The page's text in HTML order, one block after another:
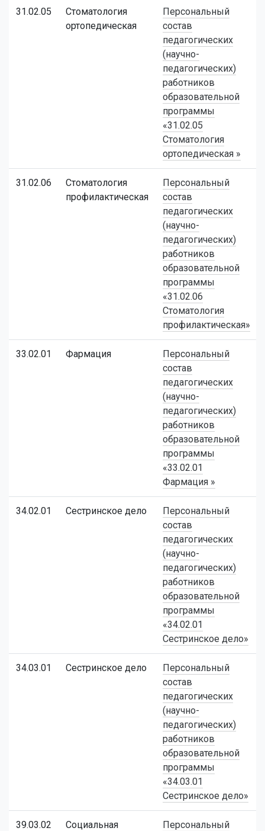
31.02.05
Стоматология
ортопедическая
Персональный
состав
педагогических
(научно-
педагогических)
работников
образовательной
программы
«31.02.05
Стоматология
ортопедическая »
31.02.06
Стоматология
профилактическая
Персональный
состав
педагогических
(научно-
педагогических)
работников
образовательной
программы
«31.02.06
Стоматология
профилактическая»
33.02.01 Фармация
Персональный
состав
педагогических
(научно-
педагогических)
работников
образовательной
программы
«33.02.01
Фармация »
34.02.01 Сестринское дело
Персональный
состав
педагогических
(научно-
педагогических)
работников
образовательной
программы
«34.02.01
Сестринское дело»
34.03.01 Сестринское дело
Персональный
состав
педагогических
(научно-
педагогических)
работников
образовательной
программы
«34.03.01
Сестринское дело»
39.03.02
Социальная
Персональный